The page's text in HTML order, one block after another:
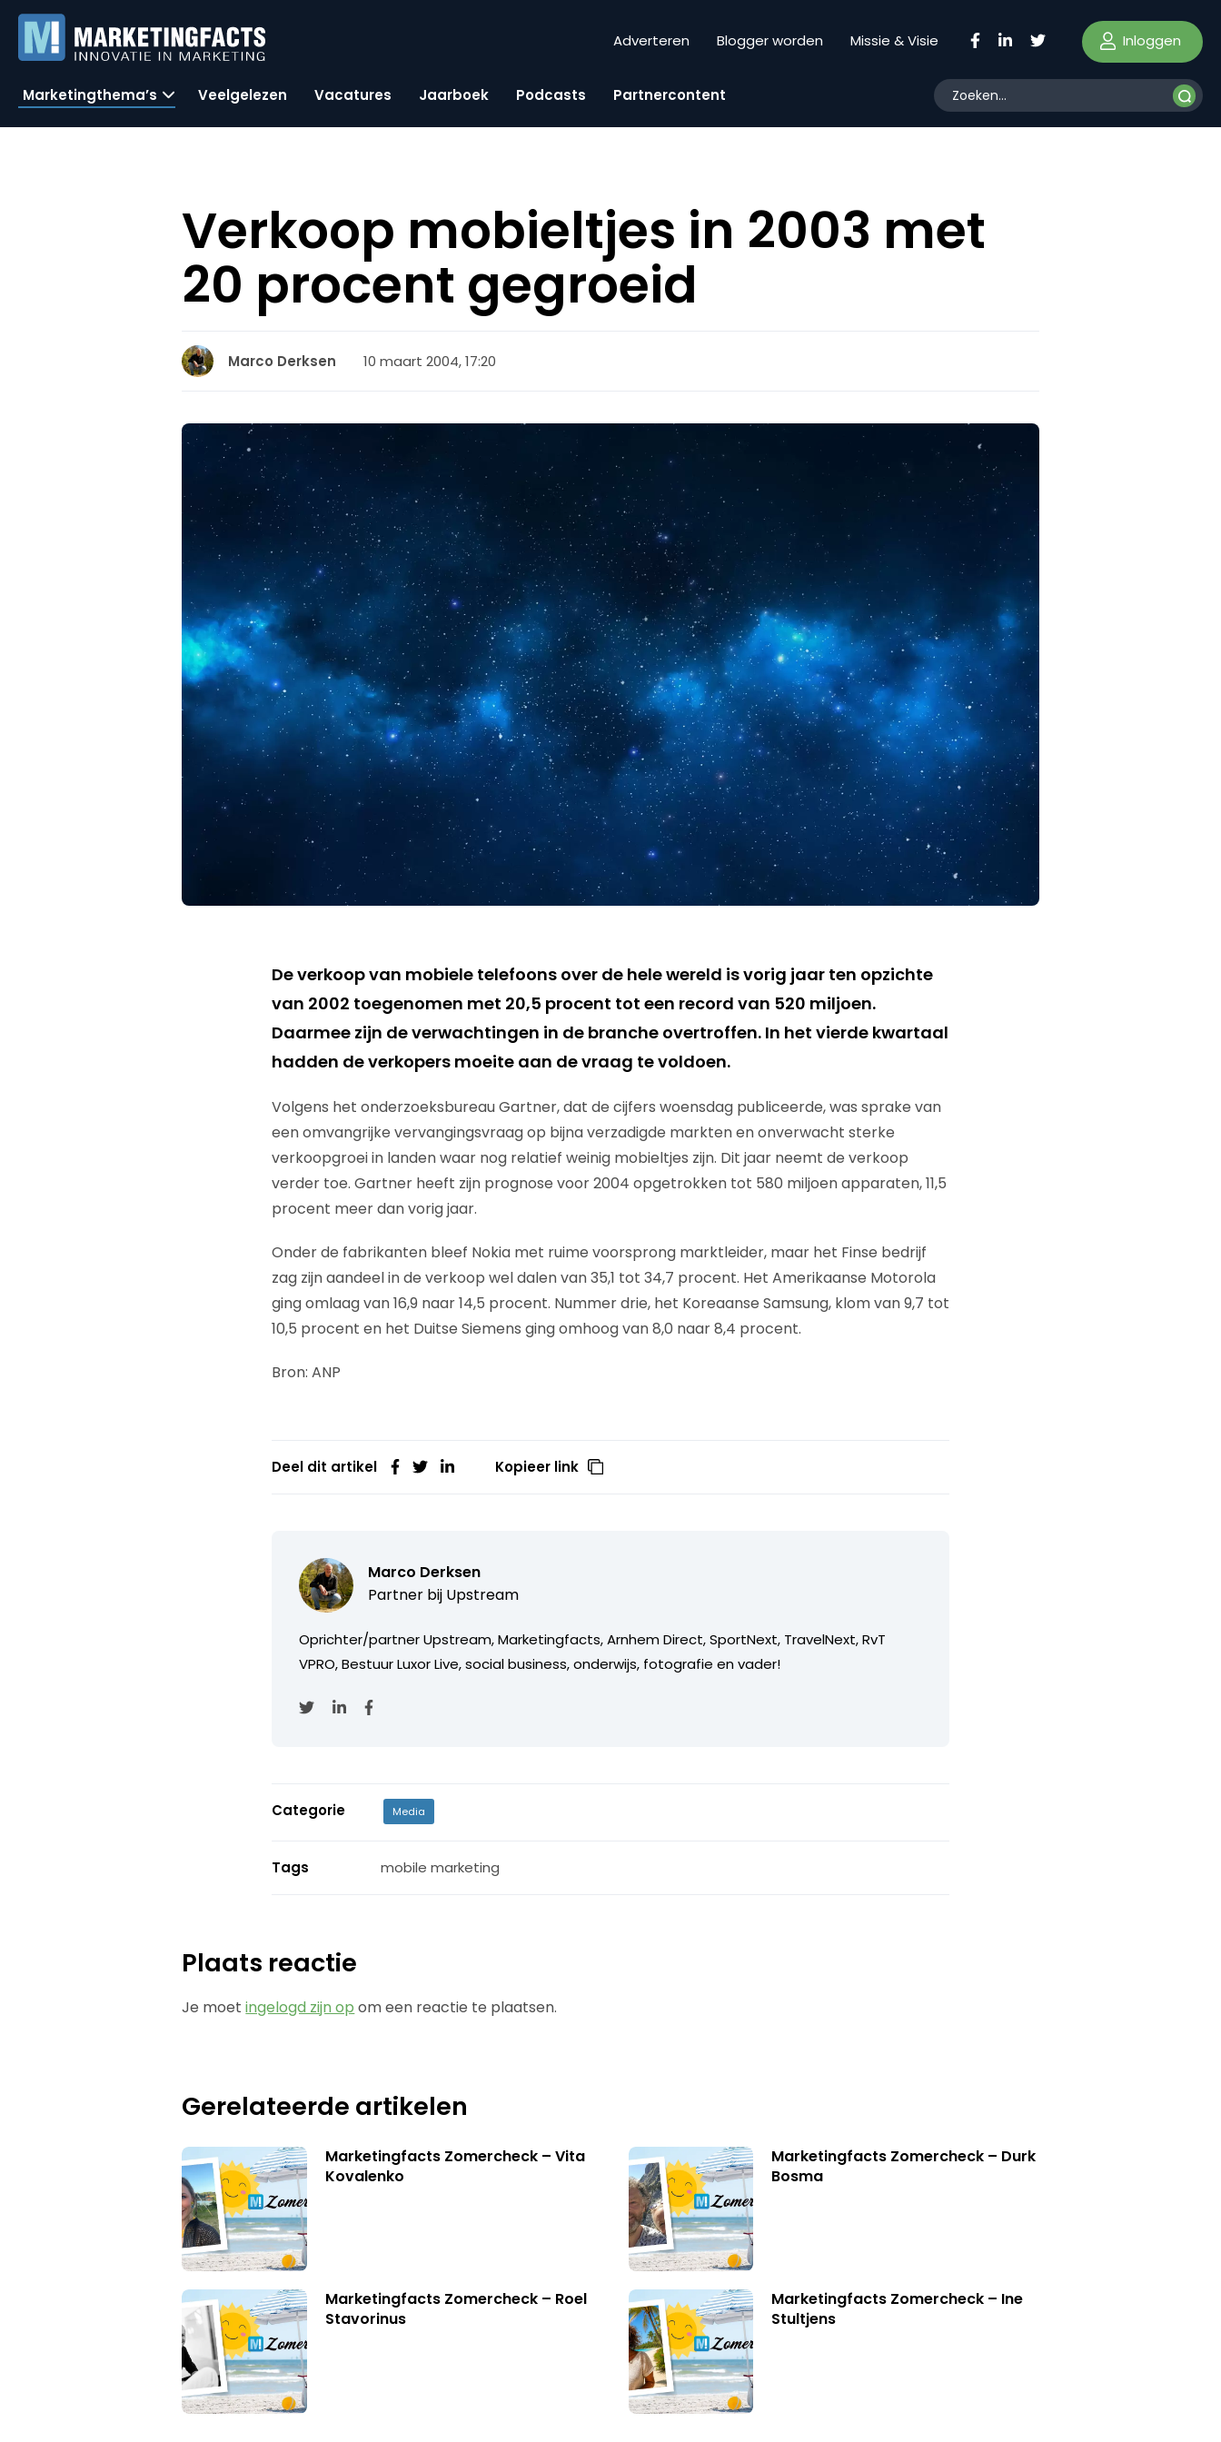
Adverteren Blogger worden Missie & Visie Inloggen
Marketingthema’s Veelgelezen Vacatures Jaarboek Podcasts Partnercontent
Verkoop mobieltjes in 2003 met
20 procent gegroeid
Marco Derksen 10 maart 2004, 17:20
De verkoop van mobiele telefoons over de hele wereld is vorig jaar ten opzichte
van 2002 toegenomen met 20,5 procent tot een record van 520 miljoen.
Daarmee zijn de verwachtingen in de branche overtroffen. In het vierde kwartaal
hadden de verkopers moeite aan de vraag te voldoen.
Volgens het onderzoeksbureau Gartner, dat de cijfers woensdag publiceerde, was sprake van
een omvangrijke vervangingsvraag op bijna verzadigde markten en onverwacht sterke
verkoopgroei in landen waar nog relatief weinig mobieltjes zijn. Dit jaar neemt de verkoop
verder toe. Gartner heeft zijn prognose voor 2004 opgetrokken tot 580 miljoen apparaten, 11,5
procent meer dan vorig jaar.
Onder de fabrikanten bleef Nokia met ruime voorsprong marktleider, maar het Finse bedrijf
zag zijn aandeel in de verkoop wel dalen van 35,1 tot 34,7 procent. Het Amerikaanse Motorola
ging omlaag van 16,9 naar 14,5 procent. Nummer drie, het Koreaanse Samsung, klom van 9,7 tot
10,5 procent en het Duitse Siemens ging omhoog van 8,0 naar 8,4 procent.
Bron: ANP
Deel dit artikel Kopieer link
Marco Derksen
Partner bij Upstream
Oprichter/partner Upstream, Marketingfacts, Arnhem Direct, SportNext, TravelNext, RvT
VPRO, Bestuur Luxor Live, social business, onderwijs, fotografie en vader!
Categorie Media
Tags mobile marketing
Plaats reactie
Je moetingelogd zijn op om een reactie te plaatsen.
Gerelateerde artikelen
Marketingfacts Zomercheck – Vita
Kovalenko
Marketingfacts Zomercheck – Durk
Bosma
Marketingfacts Zomercheck – Roel
Stavorinus
Marketingfacts Zomercheck – Ine
Stultjens